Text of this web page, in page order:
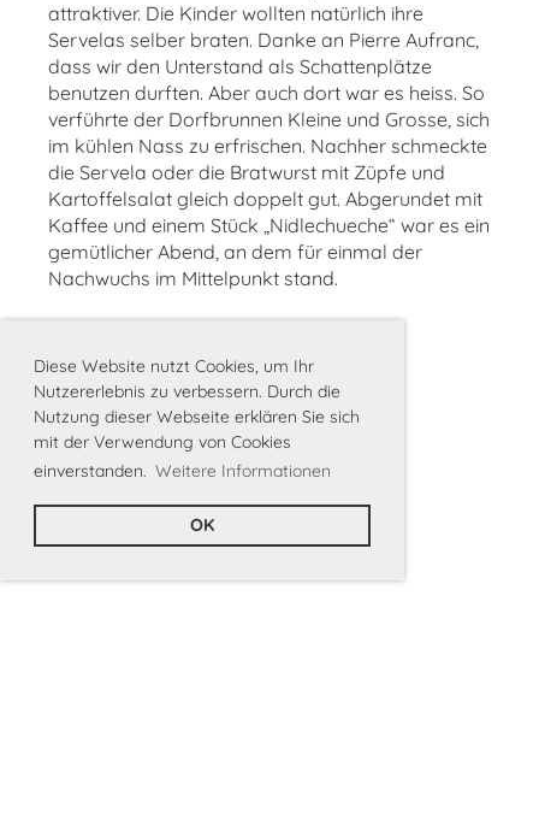
Diese Website nutzt Cookies, um Ihr
Nutzererlebnis zu verbessern. Durch die
Nutzung dieser Webseite erklären Sie sich
mit der Verwendung von Cookies
einverstanden. Weitere Informationen
OK
attraktiver. Die Kinder wollten natürlich ihre
Servelas selber braten. Danke an Pierre Aufranc,
dass wir den Unterstand als Schattenplätze
benutzen durften. Aber auch dort war es heiss. So
verführte der Dorfbrunnen Kleine und Grosse, sich
im kühlen Nass zu erfrischen. Nachher schmeckte
die Servela oder die Bratwurst mit Züpfe und
Kartoffelsalat gleich doppelt gut. Abgerundet mit
Kaffee und einem Stück „Nidlechueche“ war es ein
gemütlicher Abend, an dem für einmal der
Nachwuchs im Mittelpunkt stand.